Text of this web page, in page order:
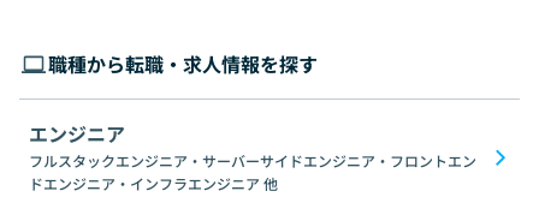
職種から転職・求人情報を探す
エンジニア
フルスタックエンジニア・サーバーサイドエンジニア・フロントエン
ドエンジニア・インフラエンジニア 他